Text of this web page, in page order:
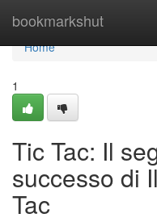
bookmarkshut
Home
Home
1
Tic Tac: Il
successo di
Tac